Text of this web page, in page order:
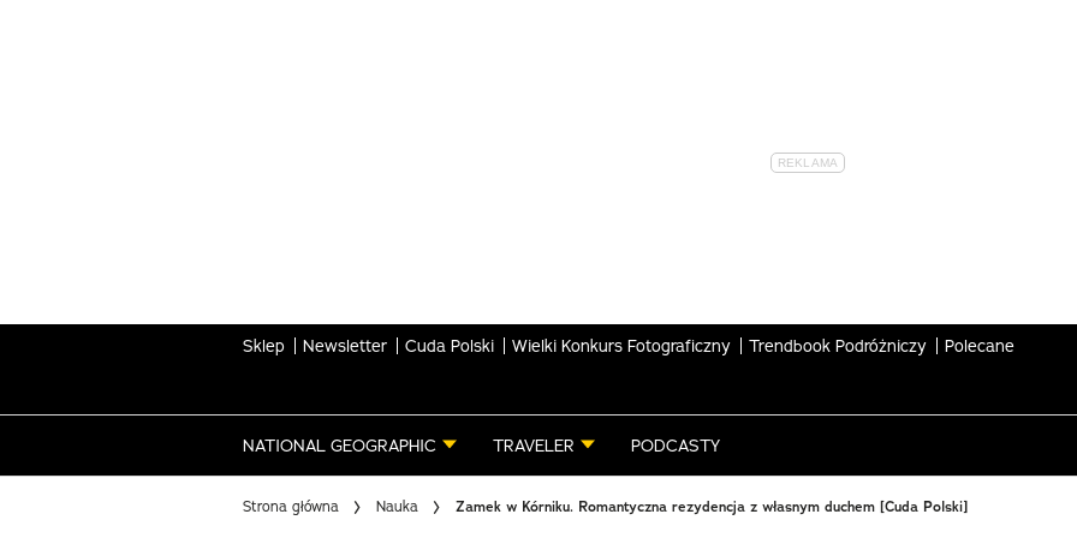
Sklep Newsletter Cuda Polski Wielki Konkurs Fotograficzny Trendbook Podróżniczy Polecane
NATIONAL GEOGRAPHIC TRAVELER PODCASTY
Strona główna Nauka Zamek w Kórniku. Romantyczna rezydencja z własnym duchem [Cuda Polski]